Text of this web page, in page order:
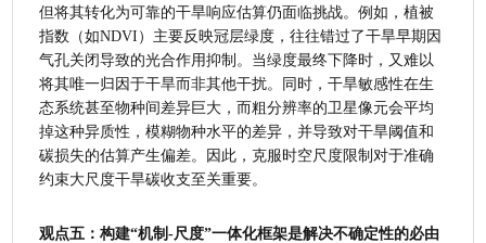
但将其转化为可靠的干旱响应估算仍面临挑战。例如，植被
指数（如NDVI）主要反映冠层绿度，往往错过了干旱早期因
气孔关闭导致的光合作用抑制。当绿度最终下降时，又难以
将其唯一归因于干旱而非其他干扰。同时，干旱敏感性在生
态系统甚至物种间差异巨大，而粗分辨率的卫星像元会平均
掉这种异质性，模糊物种水平的差异，并导致对干旱阈值和
碳损失的估算产生偏差。因此，克服时空尺度限制对于准确
约束大尺度干旱碳收支至关重要。
观点五：构建“机制-尺度”一体化框架是解决不确定性的必由